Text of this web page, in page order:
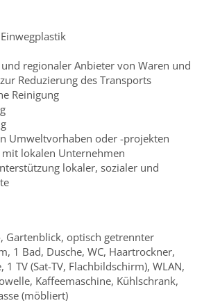
regionaler Anbieter von Waren und
Reduzierung des Transports
Reinigung
Umweltvorhaben oder -projekten
lokalen Unternehmen
lokaler, sozialer und
Gartenblick, optisch getrennter
1 Bad, Dusche, WC, Haartrockner,
1 TV (Sat-TV, Flachbildschirm), WLAN,
Kaffeemaschine, Kühlschrank,
(möbliert)